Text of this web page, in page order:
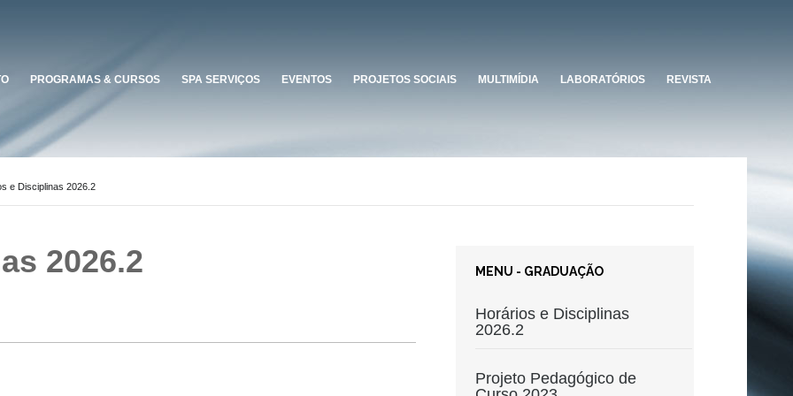
PROGRAMAS & CURSOS SPA SERVIÇOS EVENTOS PROJETOS SOCIAIS MULTIMÍDIA LABORATÓRIOS REVISTA
e Disciplinas 2026.2
2026.2 MENU - GRADUAÇÃO
Horários e Disciplinas
2026.2
Projeto Pedagógico de